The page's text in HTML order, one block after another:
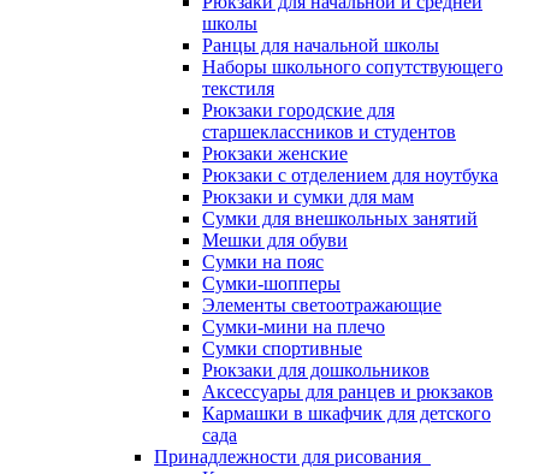
школы
Ранцы для начальной школы
Наборы школьного сопутствующего
текстиля
Рюкзаки городские для
старшеклассников и студентов
Рюкзаки женские
Рюкзаки с отделением для ноутбука
Рюкзаки и сумки для мам
Сумки для внешкольных занятий
Мешки для обуви
Сумки на пояс
Сумки-шопперы
Элементы светоотражающие
Сумки-мини на плечо
Сумки спортивные
Рюкзаки для дошкольников
Аксессуары для ранцев и рюкзаков
Кармашки в шкафчик для детского
сада
Принадлежности для рисования